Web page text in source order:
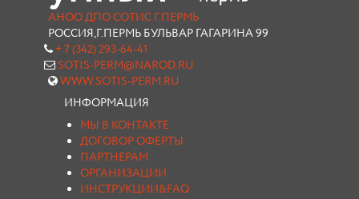
АНОО ДПО СОТИС Г.ПЕРМЬ
РОССИЯ,Г.ПЕРМЬ БУЛЬВАР ГАГАРИНА 99
+ 7 (342) 293-64-41
SOTIS-PERM@NAROD.RU
WWW.SOTIS-PERM.RU
ИНФОРМАЦИЯ
МЫ В КОНТАКТЕ
ДОГОВОР ОФЕРТЫ
ПАРТНЕРАМ
ОРГАНИЗАЦИИ
ИНСТРУКЦИИ&FAQ